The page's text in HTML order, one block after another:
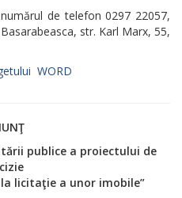
de telefon 0297 22057,
str. Karl Marx, 55,
WORD
publice a proiectului de
licitaţie a unor imobile”